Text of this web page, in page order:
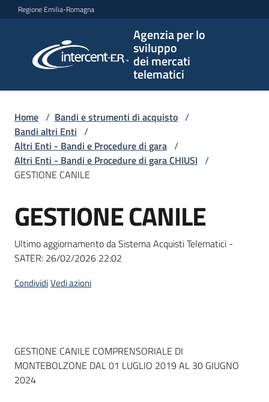
Vai al contenuto
Vai alla navigazione
Vai al footer
Regione Emilia-Romagna
Agenzia per lo
sviluppo
dei mercati
telematici
per lo
sviluppo
telematici
L'Agenzia
Bandi
strumenti
di
acquisto
Piattaforme
telematiche
Home / Bandi e strumenti di acquisto /
Bandi altri Enti /
Altri Enti - Bandi e Procedure di gara /
Altri Enti - Bandi e Procedure di gara CHIUSI /
GESTIONE CANILE
Salta al contenuto
GESTIONE CANILE
Ultimo aggiornamento da Sistema Acquisti Telematici -
SATER: 26/02/2026 22:02
CondividiVedi azioni
Dati del bando
GESTIONE CANILE COMPRENSORIALE DI
MONTEBOLZONE DAL 01 LUGLIO 2019 AL 30 GIUGNO
2024